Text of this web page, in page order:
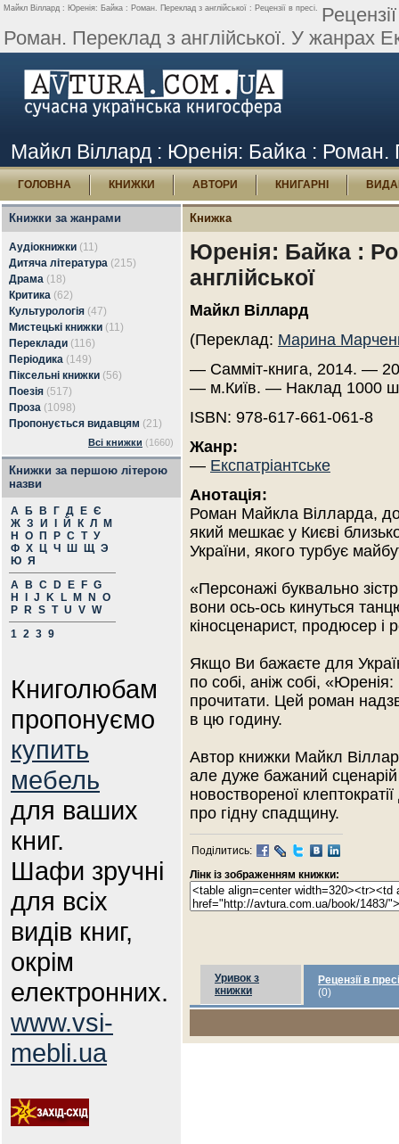
Майкл Віллард : Юренія: Байка : Роман. Переклад з англійської : Рецензії в пресі.
Роман. Переклад з англійської. У жанрах
Майкл Віллард : Юренія: Байка : Роман.
ГОЛОВНА КНИЖКИ АВТОРИ КНИГАРНІ
Книжки за жанрами
Аудіокнижки (11)
Дитяча література (215)
Драма (18)
Критика (62)
Культурологія (47)
Мистецькі книжки (11)
Переклади (116)
Періодика (149)
Піксельні книжки (56)
Поезія (517)
Проза (1098)
Пропонується видавцям (21)
Всі книжки (1660)
Книжки за першою літерою
назви
А Б В Г Д Е Є
Ж З И Й К Л
М
Н
О П Р С Т У
Ф Х Ц Ч Ш Щ Э
Ю Я
A
B C D E F G
H
J K L M N
O
P
R S T U V W
1 2 3 9
Книголюбам
пропонуємо
купить
мебель
для ваших
книг.
Шафи зручні
для всіх
видів книг,
окрім
електронних.
www.vsi-
mebli.ua
Книжка
Юренія: Байка :
англійської
Майкл Віллард
(Переклад: Марина
— Самміт-книга, 2014. —
— м.Київ. — Наклад 1000
ISBN: 978-617-661-061-8
Жанр:
— Експатріантське
Анотація:
Роман Майкла Вілларда,
який мешкає у Києві
України, якого турбує
«Персонажі буквально
вони ось-ось кинуться
кіносценарист, продюсер і
Якщо Ви бажаєте для
по собі, аніж собі,
прочитати. Цей роман
в цю годину.
Автор книжки Майкл
але дуже бажаний сценарій
новоствореної
про гідну спадщину.
Поділитись:
Лінк із зображенням книжки:
Уривок з
книжки
Рецензії в пресі
(0)